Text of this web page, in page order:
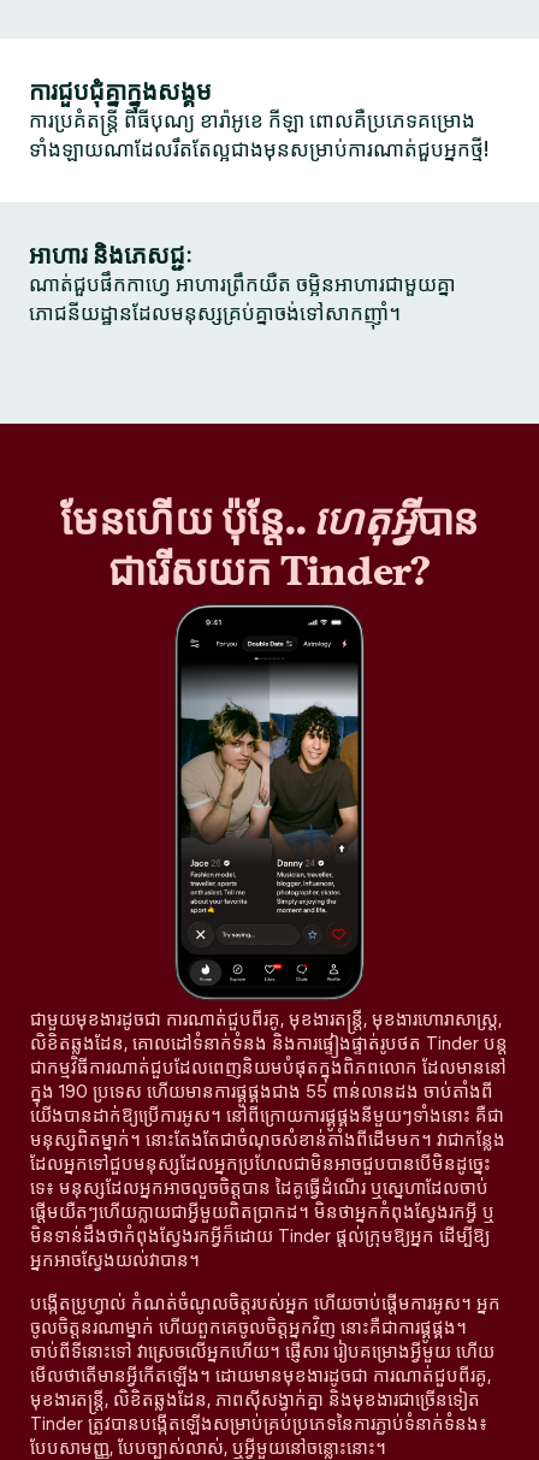
ការជួបជុំគ្នាក្នុងសង្គម
ការប្រគំតន្ត្រី ពិធីបុណ្យ ខារ៉ាអូខេ កីឡា ពោលគឺប្រភេទគម្រោង
ទាំងឡាយណាដែលរឹតតែល្អជាងមុនសម្រាប់ការណាត់ជួបអ្នកថ្មី!
អាហារ និងភេសជ្ជៈ
ណាត់ជួបផឹកកាហ្វេ អាហារព្រឹកយឺត ចម្អិនអាហារជាមួយគ្នា
ភោជនីយដ្ឋានដែលមនុស្សគ្រប់គ្នាចង់ទៅសាកញ៉ាំ។
មែនហើយ ប៉ុន្តែ.. ហេតុអ្វីបាន
ជារើសយក Tinder?
ជាមួយមុខងារដូចជា ការណាត់ជួបពីរគូ, មុខងារតន្រ្តី, មុខងារហោរាសាស្ត្រ,
លិខិតឆ្លងដែន, គោលដៅទំនាក់ទំនង និងការផ្ទៀងផ្ទាត់រូបថត Tinder បន្ត
ជាកម្មវិធីការណាត់ជួបដែលពេញនិយមបំផុតក្នុងពិភពលោក ដែលមាននៅ
ក្នុង 190 ប្រទេស ហើយមានការផ្គូផ្គងជាង 55 ពាន់លានដង ចាប់តាំងពី
យើងបានដាក់ឱ្យប្រើការអូស។ នៅពីក្រោយការផ្គូផ្គងនីមួយៗទាំងនោះ គឺជា
មនុស្សពិតម្នាក់។ នោះតែងតែជាចំណុចសំខាន់តាំងពីដើមមក។ វាជាកន្លែង
ដែលអ្នកទៅជួបមនុស្សដែលអ្នកប្រហែលជាមិនអាចជួបបានបើមិនដូច្នេះ
ទេ៖ មនុស្សដែលអ្នកអាចលួចចិត្តបាន ដៃគូធ្វើដំណើរ ឬស្នេហាដែលចាប់
ផ្តើមយឺតៗហើយក្លាយជាអ្វីមួយពិតប្រាកដ។ មិនថាអ្នកកំពុងស្វែងរកអ្វី ឬ
មិនទាន់ដឹងថាកំពុងស្វែងរកអ្វីក៏ដោយ Tinder ផ្តល់ក្រុមឱ្យអ្នក ដើម្បីឱ្យ
អ្នកអាចស្វែងយល់វាបាន។
បង្កើតប្រូហ្វាល់ កំណត់ចំណូលចិត្តរបស់អ្នក ហើយចាប់ផ្តើមការអូស។ អ្នក
ចូលចិត្តនរណាម្នាក់ ហើយពួកគេចូលចិត្តអ្នកវិញ នោះគឺជាការផ្គូផ្គង។
ចាប់ពីទីនោះទៅ វាស្រេចលើអ្នកហើយ។ ផ្ញើសារ រៀបគម្រោងអ្វីមួយ ហើយ
មើលថាតើមានអ្វីកើតឡើង។ ដោយមានមុខងារដូចជា ការណាត់ជួបពីរគូ,
មុខងារតន្រ្តី, លិខិតឆ្លងដែន, ភាពស៊ីសង្វាក់គ្នា និងមុខងារជាច្រើនទៀត
Tinder ត្រូវបានបង្កើតឡើងសម្រាប់គ្រប់ប្រភេទនៃការភ្ជាប់ទំនាក់ទំនង៖
បែបសាមញ្ញ, បែបច្បាស់លាស់, ឬអ្វីមួយនៅចន្លោះនោះ។